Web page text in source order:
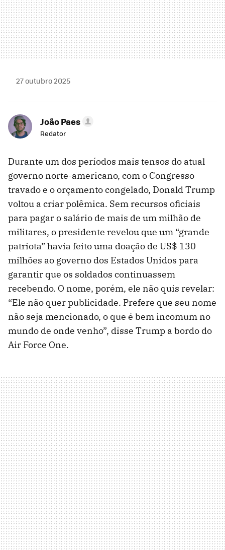
27 outubro 2025
João Paes
Redator
Durante um dos períodos mais tensos do atual
governo norte-americano, com o Congresso
travado e o orçamento congelado, Donald Trump
voltou a criar polêmica. Sem recursos oficiais
para pagar o salário de mais de um milhão de
militares, o presidente revelou que um “grande
patriota” havia feito uma doação de US$ 130
milhões ao governo dos Estados Unidos para
garantir que os soldados continuassem
recebendo. O nome, porém, ele não quis revelar:
“Ele não quer publicidade. Prefere que seu nome
não seja mencionado, o que é bem incomum no
mundo de onde venho”, disse Trump a bordo do
Air Force One.